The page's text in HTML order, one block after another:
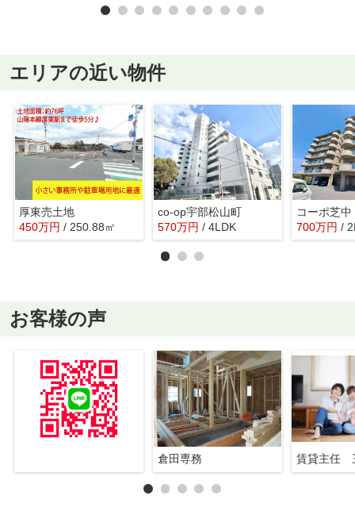
エリアの近い物件
厚東売土地
450万円 / 250.88㎡
co-op宇部松山町
570万円 / 4LDK
コーポ芝中
700万円 /
お客様の声
倉田専務 賃貸主任